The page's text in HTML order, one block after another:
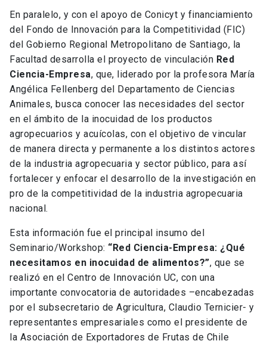
En paralelo, y con el apoyo de Conicyt y financiamiento
del Fondo de Innovación para la Competitividad (FIC)
del Gobierno Regional Metropolitano de Santiago, la
Facultad desarrolla el proyecto de vinculación Red
Ciencia-Empresa, que, liderado por la profesora María
Angélica Fellenberg del Departamento de Ciencias
Animales, busca conocer las necesidades del sector
en el ámbito de la inocuidad de los productos
agropecuarios y acuícolas, con el objetivo de vincular
de manera directa y permanente a los distintos actores
de la industria agropecuaria y sector público, para así
fortalecer y enfocar el desarrollo de la investigación en
pro de la competitividad de la industria agropecuaria
nacional.
Esta información fue el principal insumo del
Seminario/Workshop: “Red Ciencia-Empresa: ¿Qué
necesitamos en inocuidad de alimentos?”, que se
realizó en el Centro de Innovación UC, con una
importante convocatoria de autoridades –encabezadas
por el subsecretario de Agricultura, Claudio Ternicier- y
representantes empresariales como el presidente de
la Asociación de Exportadores de Frutas de Chile